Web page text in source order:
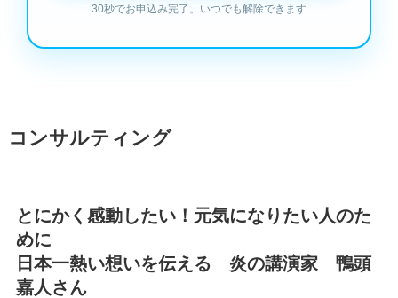
コンサルティング
とにかく感動したい！元気になりたい人のた
めに
日本一熱い想いを伝える 炎の講演家 鴨頭
嘉人さん